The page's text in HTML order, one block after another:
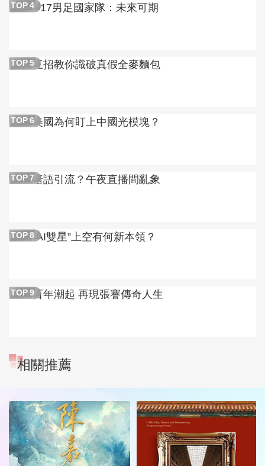
TOP 4U17男足國家隊：未來可期
TOP 5三招教你識破真假全麥麵包
TOP 6美國為何盯上中國光模塊？
TOP 7暗語引流？午夜直播間亂象
TOP 8“AI雙星”上空有何新本領？
TOP 9百年潮起 再現張謇傳奇人生
相關推薦